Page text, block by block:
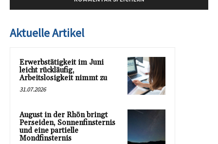
Aktuelle Artikel
Erwerbstätigkeit im Juni
leicht rückläufig,
Arbeitslosigkeit nimmt zu
31.07.2026
August in der Rhön bringt
Perseiden, Sonnenfinsternis
und eine partielle
Mondfinsternis